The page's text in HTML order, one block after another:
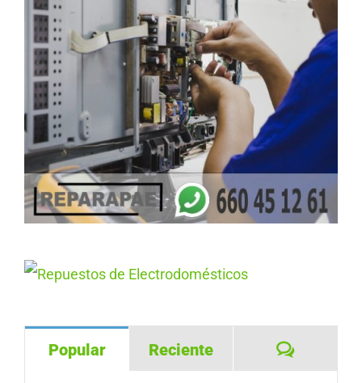
Popular Reciente